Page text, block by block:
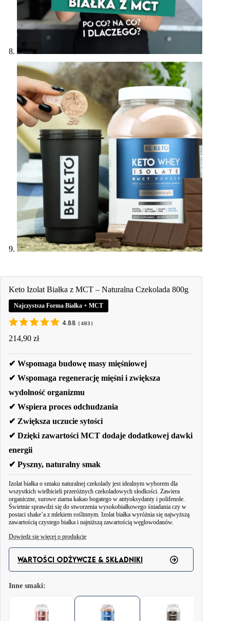
Keto Izolat Białka z MCT – Naturalna Czekolada 800g
Najczystsza Forma Białka + MCT
4.88 ( 483 )
214,90 zł
✔ Wspomaga budowę masy mięśniowej
✔ Wspomaga regenerację mięśni i zwiększa
wydolność organizmu
✔ Wspiera proces odchudzania
✔ Zwiększa uczucie sytości
✔ Dzięki zawartości MCT dodaje dodatkowej dawki
energii
✔ Pyszny, naturalny smak
Izolat białka o smaku naturalnej czekolady jest idealnym wyborem dla
wszystkich wielbicieli przeróżnych czekoladowych słodkości. Zawiera
organiczne, surowe ziarna kakao bogatego w antyoksydanty i polifenole.
Świetnie sprawdzi się do stworzenia wysokobiałkowego śniadania czy w
postaci shake’a z mlekiem roślinnym. Izolat białka wyróżnia się najwyższą
zawartością czystego białka i najniższą zawartością węglowodanów.
Dowiedz się więcej o produkcie
W odróżnieniu od innych mieszanek i proszków białkowych - izolat białka
serwatkowego charakteryzuje się najwyższą zawartością czystego białka
skutecznie eliminuje bowiem laktozy i kazeiny, co sprawia, że nasz
suplement jest wyjątkowo czystą i wysoce biodostępną formą białka.
WARTOŚCI ODŻYWCZE & SKŁADNIKI
Inne smaki: